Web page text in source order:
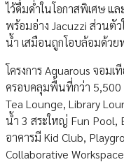
ไว้ดื่มด่ำในโอกาสพิเศษ แ
พร้อมอ่าง Jacuzzi ส่วนตั
น้ำ เสมือนถูกโอบล้อมด้วย
โครงการ Aquarous จอม
ครอบคลุมพื้นที่กว่า 5,500
Tea Lounge, Library
น้ำ 3 สระใหญ่ Fun Pool,
อาคารมี Kid Club,
Collaborative